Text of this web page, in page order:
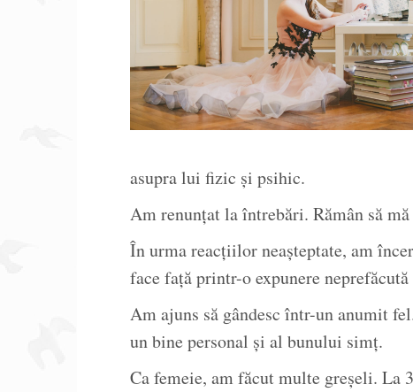
asupra lui fizic și psihic.
Am renunțat la întrebări. Rămân să
În urma reacțiilor neașteptate, am
face față printr-o expunere
Am ajuns să gândesc într-un anumit
un bine personal și al bunului simț.
Ca femeie, am făcut multe greșeli.